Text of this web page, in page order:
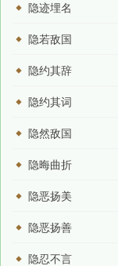
隐迹埋名
隐若敌国
隐约其辞
隐约其词
隐然敌国
隐晦曲折
隐恶扬美
隐恶扬善
隐忍不言